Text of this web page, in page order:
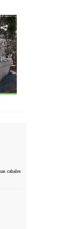
cabales